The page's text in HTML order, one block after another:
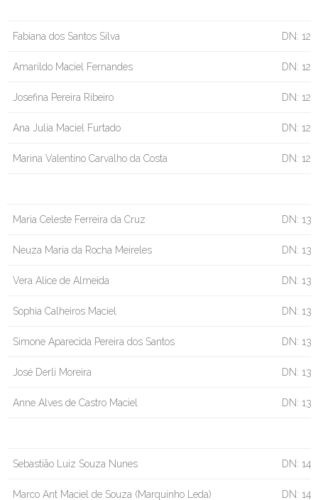
Fabiana dos Santos Silva DN:
Amarildo Maciel Fernandes DN:
Josefina Pereira Ribeiro DN:
Ana Julia Maciel Furtado DN:
Marina Valentino Carvalho da Costa DN:
Maria Celeste Ferreira da Cruz DN:
Neuza Maria da Rocha Meireles DN:
Vera Alice de Almeida DN:
Sophia Calheiros Maciel DN:
Simone Aparecida Pereira dos Santos DN:
José Derli Moreira DN:
Anne Alves de Castro Maciel DN:
Sebastião Luiz Souza Nunes DN:
Marco Ant Maciel de Souza (Marquinho Leda) DN: